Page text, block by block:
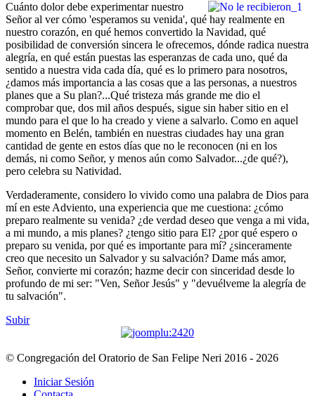
Cuánto dolor debe experimentar nuestro
Señor al ver cómo 'esperamos su venida', qué hay realmente en
nuestro corazón, en qué hemos convertido la Navidad, qué
posibilidad de conversión sincera le ofrecemos, dónde radica nuestra
alegría, en qué están puestas las esperanzas de cada uno, qué da
sentido a nuestra vida cada día, qué es lo primero para nosotros,
¿damos más importancia a las cosas que a las personas, a nuestros
planes que a Su plan?...Qué tristeza más grande me dio el
comprobar que, dos mil años después, sigue sin haber sitio en el
mundo para el que lo ha creado y viene a salvarlo. Como en aquel
momento en Belén, también en nuestras ciudades hay una gran
cantidad de gente en estos días que no le reconocen (ni en los
demás, ni como Señor, y menos aún como Salvador...¿de qué?),
pero celebra su Natividad.
Verdaderamente, considero lo vivido como una palabra de Dios para
mí en este Adviento, una experiencia que me cuestiona: ¿cómo
preparo realmente su venida? ¿de verdad deseo que venga a mi vida,
a mi mundo, a mis planes? ¿tengo sitio para El? ¿por qué espero o
preparo su venida, por qué es importante para mí? ¿sinceramente
creo que necesito un Salvador y su salvación? Dame más amor,
Señor, convierte mi corazón; hazme decir con sinceridad desde lo
profundo de mi ser: "Ven, Señor Jesús" y "devuélveme la alegría de
tu salvación".
Subir
© Congregación del Oratorio de San Felipe Neri 2016 - 2026
Iniciar Sesión